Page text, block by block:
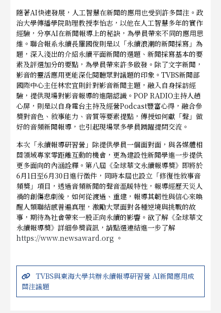
隨著AI快速發展，人工智慧在新聞的應用也受到許多關注。政
治大學傳播學院助理教授李怡志，以他在人工智慧多年的實作
經驗，分享AI在新聞報導上的秘訣，為學員帶來不同的應用思
維。聯合報系永續長羅國俊則是以「永續浪潮的新聞採寫」為
題，深入淺出的介紹永續平面新聞的選題、新聞採寫基本的要
素及評選加分的要點，為學員帶來許多啟發。除了文字新聞，
影音的靈活應用更能深化閱聽眾對議題的印象。TVBS新聞部
國際中心主任林宏宜則針對影音新聞主題，融入自身採訪經
驗，提供現場對影音報導的進階認識。POP RADIO主持人趙
心屏，則是以自身電台主持及經營Podcast豐富心得，融合參
獎對音色、敘事能力、音質等要素提點，傳授如何獻「聲」做
好的音頻新聞報導，也引起現場眾多學員踴躍提問交流。
本次「永續報導研習營」除提供學員一個面對面，與各媒體相
關領域專家零距離互動的機會，更為建設性新聞學進一步提供
更多面向的內涵詮釋。第八屆《全球華文永續報導獎》 即將於
6月1日至6月30日進行徵件，同時本屆也設立「修復性敘事音
頻獎」項目，透過音頻新聞的聲音溫暖特性，報導經歷天災人
禍的創傷悲劇後，如何從渡過、重建，報導其韌性與信心來喚
醒人類聯結感普遍真理，激勵大眾面對各種逆境與挑戰的故
事，期待為社會帶來一股正向永續的影響。欲了解 《全球華文
永續報導獎》詳細參獎資訊，請點選連結進一步了解
https://www.newsaward.org 。
TVBS與東海大學共辦永續報導研習營 AI新聞應用成
關注議題